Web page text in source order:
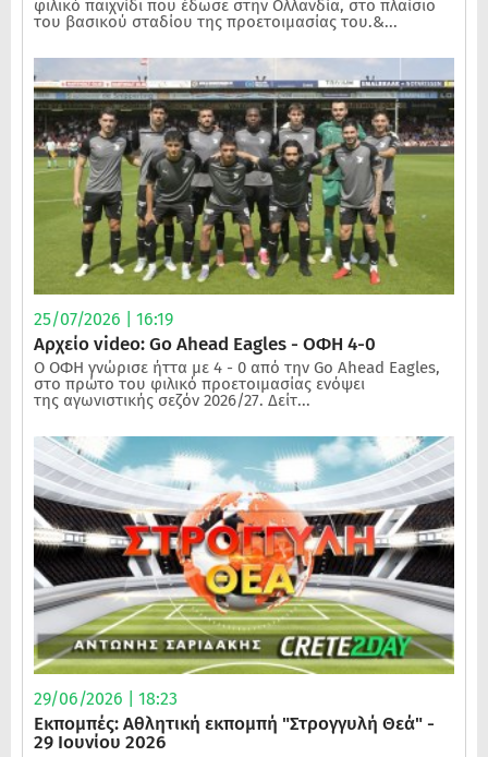
φιλικό παιχνίδι που έδωσε στην Ολλανδία, στο πλαίσιο
του βασικού σταδίου της προετοιμασίας του.&...
25/07/2026 | 16:19
Αρχείο video: Go Ahead Eagles - ΟΦΗ 4-0
Ο ΟΦΗ γνώρισε ήττα με 4 - 0 από την Go Ahead Eagles,
στο πρώτο του φιλικό προετοιμασίας ενόψει
της αγωνιστικής σεζόν 2026/27. Δείτ...
29/06/2026 | 18:23
Εκπομπές: Αθλητική εκπομπή "Στρογγυλή Θεά" -
29 Ιουνίου 2026